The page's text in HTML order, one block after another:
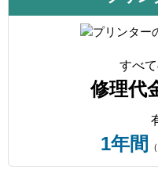
すべ
修理代
1年間